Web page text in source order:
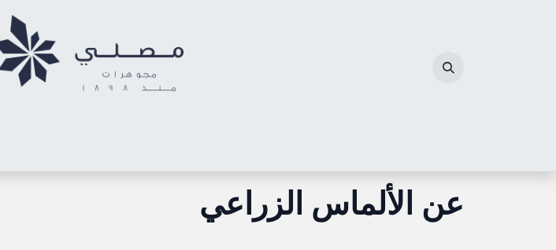
عن الألماس الزراعي